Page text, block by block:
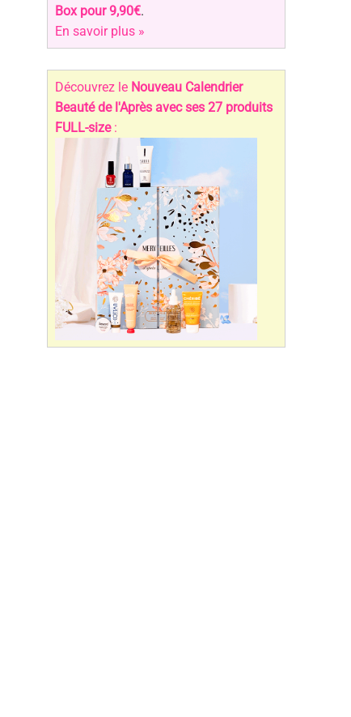
Box pour 9,90€.
En savoir plus »
Découvrez le Nouveau Calendrier
Beauté de l'Après avec ses 27 produits
FULL-size: